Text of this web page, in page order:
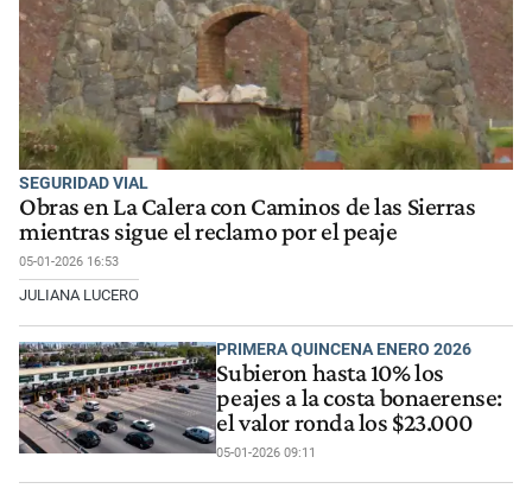
SEGURIDAD VIAL
Obras en La Calera con Caminos de las Sierras
mientras sigue el reclamo por el peaje
05-01-2026 16:53
JULIANA LUCERO
PRIMERA QUINCENA ENERO 2026
Subieron hasta 10% los
peajes a la costa bonaerense:
el valor ronda los $23.000
05-01-2026 09:11